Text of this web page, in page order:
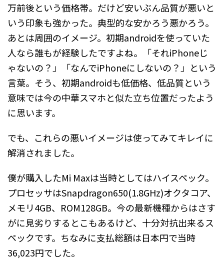
万前後という価格帯。だけど安いぶん品質が悪いと
いう印象も強かった。典型的な安かろう悪かろう。
あとは周囲のイメージ。初期androidを使っていた
人なら誰もが経験したですよね。「それiPhoneじ
ゃないの？」「なんでiPhoneにしないの？」という
言葉。そう、初期androidも低価格、低品質という
意味では今の中華スマホと似た立ち位置だったよう
に思います。
でも、これらの悪いイメージは使ってみてキレイに
解消されました。
僕が購入したMi Maxは当時としてはハイスペック。
プロセッサはSnapdragon650(1.8GHz)オクタコア、
メモリ4GB、ROM128GB。今の最新機種からはさす
がに見劣りするとこもあるけど、十分対抗出来るス
ペックです。ちなみに支払総額は日本円で当時
36,023円でした。